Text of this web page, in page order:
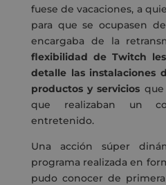
fuese de vacaciones, a
para que se ocupasen
encargaba de la
flexibilidad de Twitch
detalle las instalaciones
productos y servicios
que realizaban un
entretenido.
Una acción súper
programa realizada en
pudo conocer de